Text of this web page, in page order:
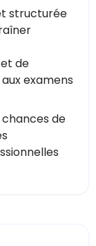
structurée
de
examens
chances de